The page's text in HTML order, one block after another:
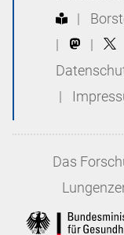
|
|
|
|
Das